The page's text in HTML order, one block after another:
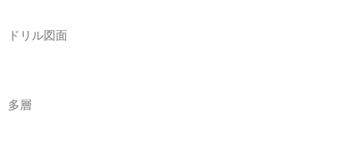
ドリル図面
多層